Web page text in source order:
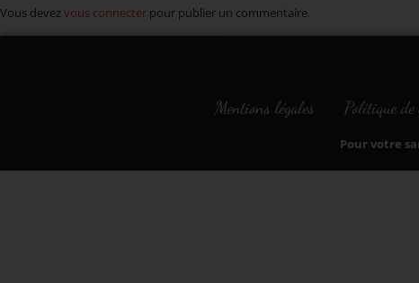
Vous devez vous connecter pour publier un commentaire.
Mentions légales Politique de
Pour votre